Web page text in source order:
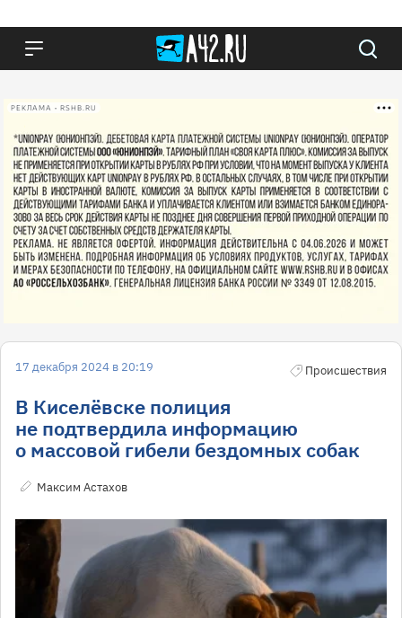
РЕКЛАМА • RSHB.RU
17 декабря 2024 в 20:19 Происшествия
В Киселёвске полиция
не подтвердила информацию
о массовой гибели бездомных собак
Максим Астахов